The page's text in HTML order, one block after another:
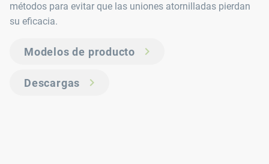
métodos para evitar que las uniones atornilladas pierdan
su eficacia.
Modelos de producto
Descargas